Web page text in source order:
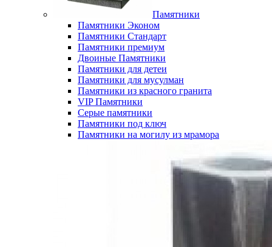
Памятники
Памятники Эконом
Памятники Стандарт
Памятники премиум
Двоиные Памятники
Памятники для детеи
Памятники для мусулман
Памятники из красного гранита
VIP Памятники
Серые памятники
Памятники под ключ
Памятники на могилу из мрамора